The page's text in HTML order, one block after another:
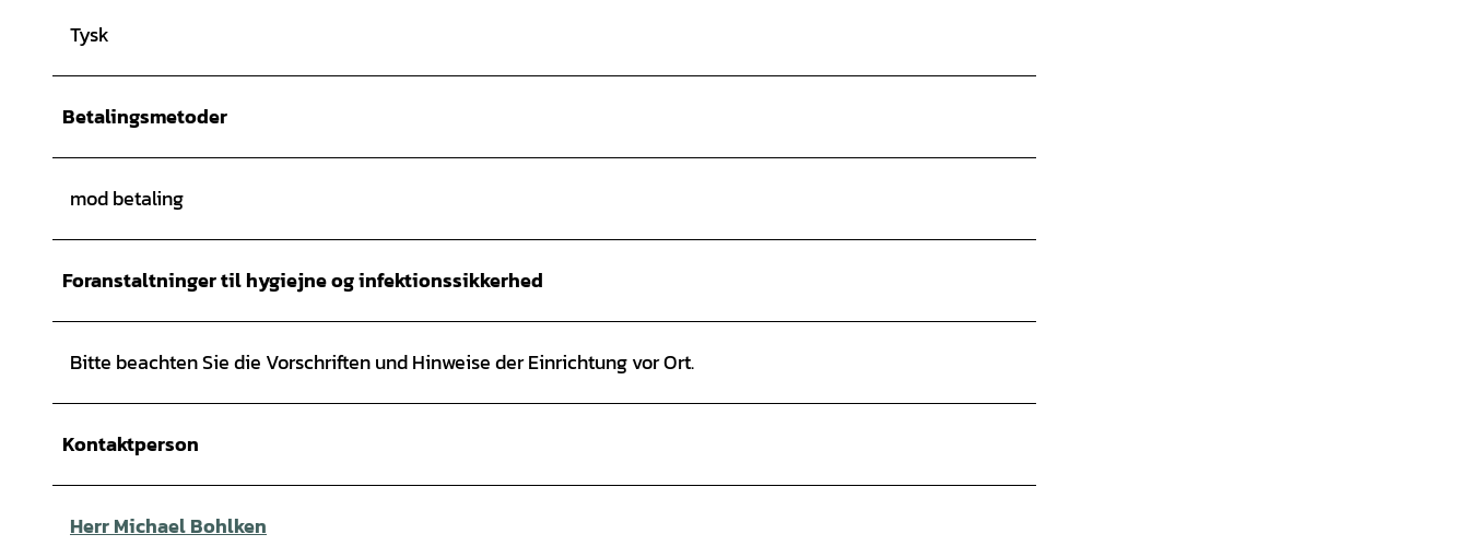
Tysk
Betalingsmetoder
mod betaling
Foranstaltninger til hygiejne og infektionssikkerhed
Bitte beachten Sie die Vorschriften und Hinweise der Einrichtung vor Ort.
Kontaktperson
Herr Michael Bohlken